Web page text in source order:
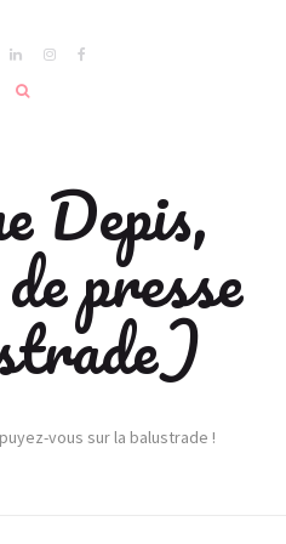
Depis,
presse
vous sur la balustrade !